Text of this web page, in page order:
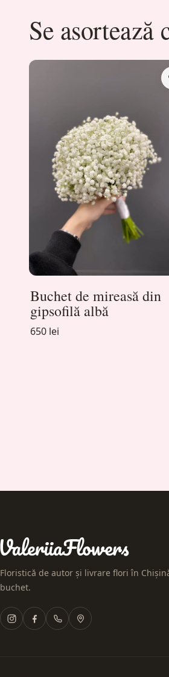
Se asortează
Buchet de mireasă din
gipsofilă albă
650 lei
Floristică de autor și livrare flori în
buchet.